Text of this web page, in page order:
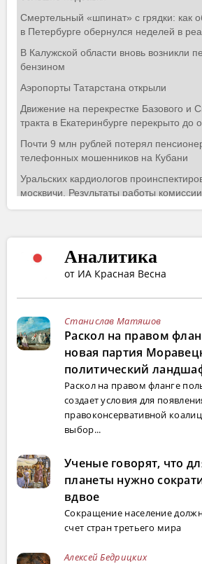
Аналитика
от ИА Красная Весна
Станислав Матяшов
Раскол на правом
новая партия
политический
Раскол на правом фланге
создает условия для
правоконсервативной
выбор...
Ученые говорят, что
планеты нужно
вдвое
Сокращение население
счет стран третьего мира
Алексей Бедрицких